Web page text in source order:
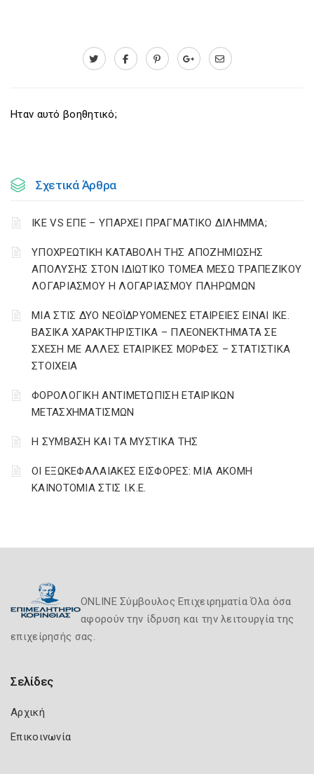
Ηταν αυτό βοηθητικό;
Σχετικά Άρθρα
ΙΚΕ VS ΕΠΕ – ΥΠΑΡΧΕΙ ΠΡΑΓΜΑΤΙΚΟ ΔΙΛΗΜΜΑ;
YΠΟΧΡΕΩΤΙΚΗ ΚΑΤΑΒΟΛΗ ΤΗΣ ΑΠΟΖΗΜΙΩΣΗΣ
ΑΠΟΛΥΣΗΣ ΣΤΟΝ ΙΔΙΩΤΙΚΟ ΤΟΜΕΑ ΜΕΣΩ ΤΡΑΠΕΖΙΚΟΥ
ΛΟΓΑΡΙΑΣΜΟΥ Η ΛΟΓΑΡΙΑΣΜΟΥ ΠΛΗΡΩΜΩΝ
ΜΙΑ ΣΤΙΣ ΔΥΟ ΝΕΟΪΔΡΥΟΜΕΝΕΣ ΕΤΑΙΡΕΙΕΣ ΕΙΝΑΙ ΙΚΕ.
ΒΑΣΙΚΑ ΧΑΡΑΚΤΗΡΙΣΤΙΚΑ – ΠΛΕΟΝΕΚΤΗΜΑΤΑ ΣΕ
ΣΧΕΣΗ ΜΕ ΑΛΛΕΣ ΕΤΑΙΡΙΚΕΣ ΜΟΡΦΕΣ – ΣΤΑΤΙΣΤΙΚΑ
ΣΤΟΙΧΕΙΑ
ΦΟΡΟΛΟΓΙΚΗ ΑΝΤΙΜΕΤΩΠΙΣΗ ΕΤΑΙΡΙΚΩΝ
ΜΕΤΑΣΧΗΜΑΤΙΣΜΩΝ
Η ΣΥΜΒΑΣΗ ΚΑΙ ΤΑ ΜΥΣΤΙΚΑ ΤΗΣ
ΟΙ ΕΞΩΚΕΦΑΛΑΙΑΚΕΣ ΕΙΣΦΟΡΕΣ: ΜΙΑ ΑΚΟΜΗ
ΚΑΙΝΟΤΟΜΙΑ ΣΤΙΣ Ι.Κ.Ε.
ONLINE Σύμβουλος Επιχειρηματία Όλα όσα
αφορούν την ίδρυση και την λειτουργία της
επιχείρησής σας.
Σελίδες
Αρχική
Επικοινωνία